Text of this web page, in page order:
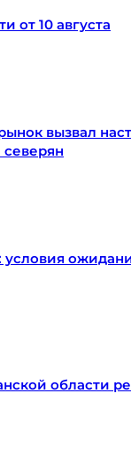
от 10 августа
вызвал
условия
области